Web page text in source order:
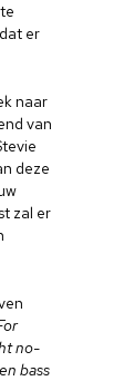
er
naar
van
deze
zal er
no-
bass